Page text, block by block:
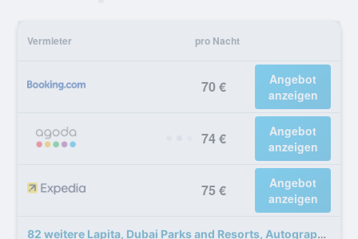
Vermieter pro Nacht
70 €
Angebot
anzeigen
74 €
Angebot
anzeigen
75 €
Angebot
anzeigen
82 weitere Lapita, Dubai Parks and Resorts, Autograph Collection Angebote